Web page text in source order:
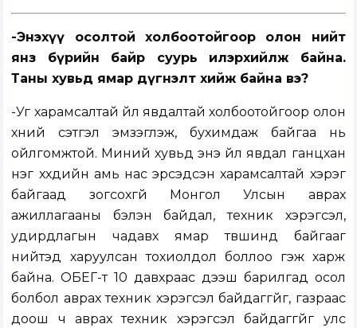
-Энэхүү осолтой холбоотойгоор олон нийт
янз бүрийн байр суурь илэрхийлж байна.
Таны хувьд ямар дүгнэлт хийж байна вэ?
-Уг харамсалтай үйл явдалтай холбоотойгоор олон
хүний сэтгэл эмзэглэж, бухимдаж байгаа нь
ойлгомжтой. Миний хувьд энэ үйл явдал ганцхан
нэг хүүхдийн амь нас эрсэдсэн харамсалтай хэрэг
байгаад зогсохгүй Монгол Улсын аврах
ажиллагааны бэлэн байдал, техник хэрэгсэл,
удирдлагын чадавх ямар түвшинд байгааг
нийтэд харуулсан тохиолдол боллоо гэж харж
байна. ОБЕГ-т 10 давхраас дээш барилгад осол
болбол аврах техник хэрэгсэл байдаггүйг, газраас
доош ч аврах техник хэрэгсэл байдаггүйг улс